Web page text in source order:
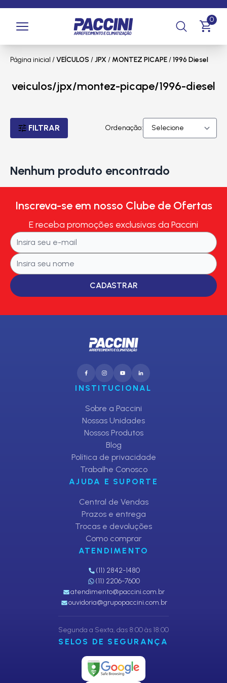
0
Página inicial /VEÍCULOS /JPX/ MONTEZ PICAPE/1996 Diesel
veiculos/jpx/montez-picape/1996-diesel
FILTRAR Ordenação:
Nenhum produto encontrado
Inscreva-se em nosso Clube de Ofertas
E receba promoções exclusivas da Paccini
CADASTRAR
INSTITUCIONAL
Sobre a Paccini
Nossas Unidades
Nossos Produtos
Blog
Política de privacidade
Trabalhe Conosco
AJUDA E SUPORTE
Central de Vendas
Prazos e entrega
Trocas e devoluções
Como comprar
ATENDIMENTO
(11) 2842-1480
(11) 2206-7600
atendimento@paccini.com.br
ouvidoria@grupopaccini.com.br
Segunda a Sexta, das 8:00 às 18:00
SELOS DE SEGURANÇA